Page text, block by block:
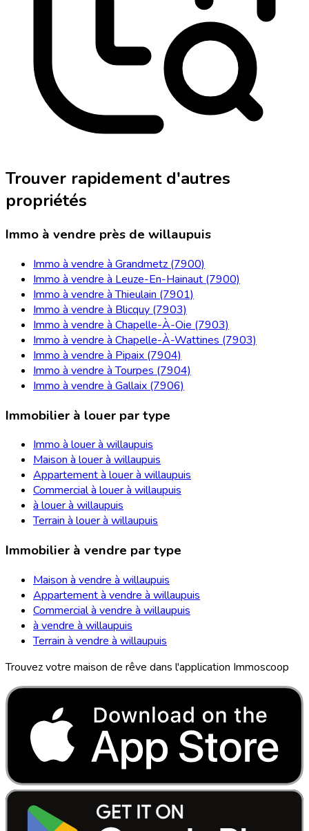
Trouver rapidement d'autres
propriétés
Immo à vendre près de willaupuis
Immo à vendre à Grandmetz (7900)
Immo à vendre à Leuze-En-Hainaut (7900)
Immo à vendre à Thieulain (7901)
Immo à vendre à Blicquy (7903)
Immo à vendre à Chapelle-À-Oie (7903)
Immo à vendre à Chapelle-À-Wattines (7903)
Immo à vendre à Pipaix (7904)
Immo à vendre à Tourpes (7904)
Immo à vendre à Gallaix (7906)
Immobilier à louer par type
Immo à louer à willaupuis
Maison à louer à willaupuis
Appartement à louer à willaupuis
Commercial à louer à willaupuis
à louer à willaupuis
Terrain à louer à willaupuis
Immobilier à vendre par type
Maison à vendre à willaupuis
Appartement à vendre à willaupuis
Commercial à vendre à willaupuis
à vendre à willaupuis
Terrain à vendre à willaupuis
Trouvez votre maison de rêve dans l'application Immoscoop